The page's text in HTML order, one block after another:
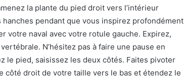
la plante du pied droit vers l’intérieur
pendant que vous inspirez profondément
votre naval avec votre rotule gauche. Expirez,
N’hésitez pas à faire une pause en
le pied, saisissez les deux côtés. Faites pivoter
côté droit de votre taille vers le bas et étendez le